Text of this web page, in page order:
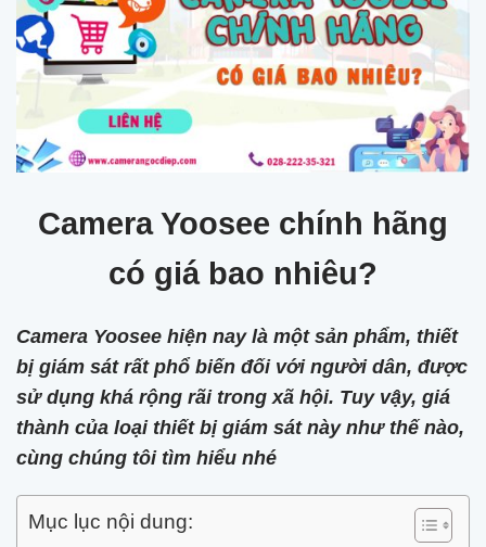
Camera Yoosee chính hãng
có giá bao nhiêu?
Camera Yoosee hiện nay là một sản phẩm, thiết
bị giám sát rất phổ biến đối với người dân, được
sử dụng khá rộng rãi trong xã hội. Tuy vậy, giá
thành của loại thiết bị giám sát này như thế nào,
cùng chúng tôi tìm hiểu nhé
Mục lục nội dung: